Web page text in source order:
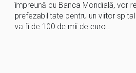
împreună cu Banca Mondială, vor
prefezabilitate pentru un viitor
va fi de 100 de mii de euro…